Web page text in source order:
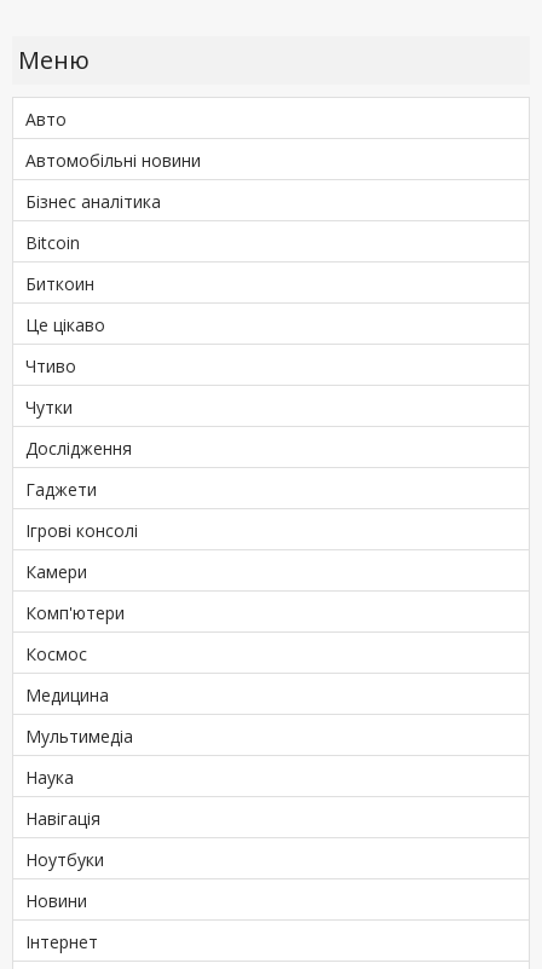
Меню
Авто
Автомобільні новини
Бізнес аналітика
Bitcoin
Биткоин
Це цікаво
Чтиво
Чутки
Дослідження
Гаджети
Ігрові консолі
Камери
Комп'ютери
Космос
Медицина
Мультимедіа
Наука
Навігація
Ноутбуки
Новини
Інтернет